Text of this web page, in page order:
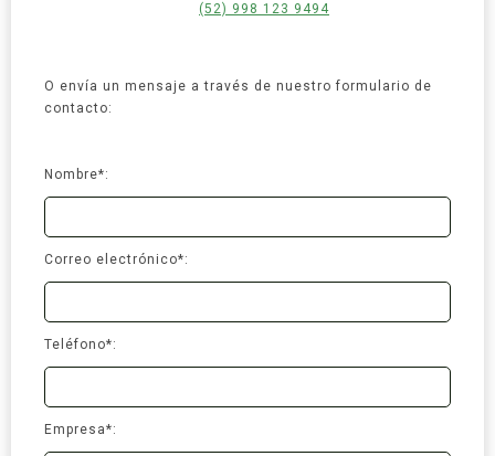
(52) 998 123 9494
O envía un mensaje a través de nuestro formulario de
contacto:
Nombre*:
Correo electrónico*:
Teléfono*:
Empresa*: